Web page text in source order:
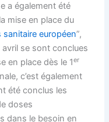
a également été
mise en place du
sanitaire européen”,
se sont conclues
en place dès le 1er
c’est également
été conclus les
doses
dans le besoin en